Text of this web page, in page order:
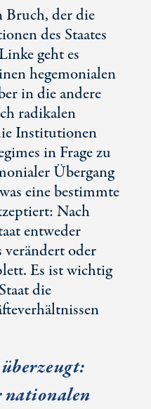
Bruch, der die
des Staates
geht es
hegemonialen
in die andere
radikalen
Institutionen
in Frage zu
Übergang
eine bestimmte
Nach
entweder
oder
Es ist wichtig
die
nationalen